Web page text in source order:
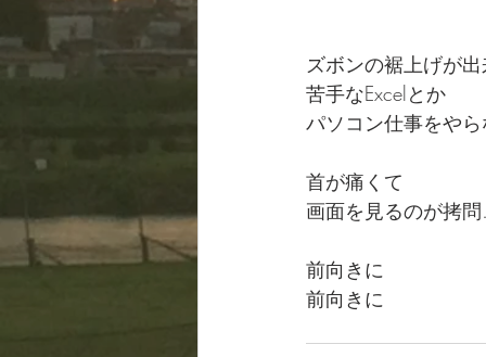
ズボンの裾上げが
苦手なExcelとか
パソコン仕事をや
首が痛くて
画面を見るのが拷
前向きに
前向きに